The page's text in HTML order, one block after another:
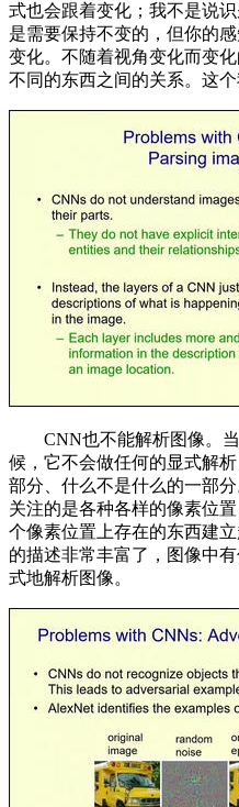
式也会跟着变化；我不是说
是需要保持不变的，但你的
变化。不随着视角变化而变
不同的东西之间的关系。这个
CNN也不能解析图像。当
候，它不会做任何的显式解
部分、什么不是什么的一部
关注的是各种各样的像素位
个像素位置上存在的东西建
的描述非常丰富了，图像中
式地解析图像。